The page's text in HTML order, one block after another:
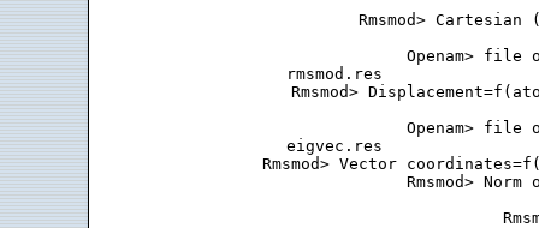
Rmsmod>
Openam>
Rmsmod>
Openam>
Rmsmod> Vector
Rmsmod>